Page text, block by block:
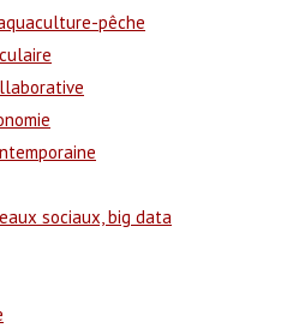
pêche
sociaux, big data